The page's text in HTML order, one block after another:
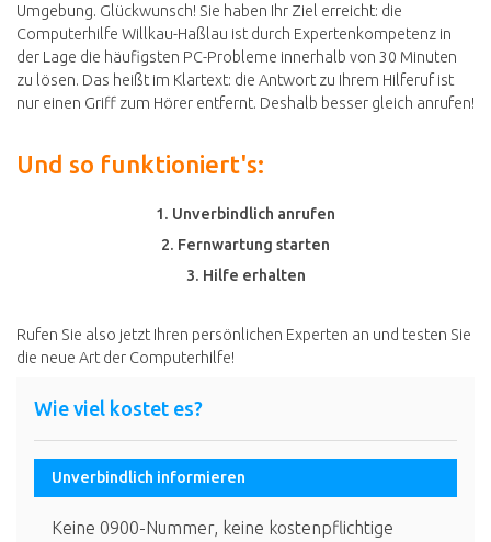
Umgebung. Glückwunsch! Sie haben Ihr Ziel erreicht: die
Computerhilfe Willkau-Haßlau ist durch Expertenkompetenz in
der Lage die häufigsten PC-Probleme innerhalb von 30 Minuten
zu lösen. Das heißt im Klartext: die Antwort zu Ihrem Hilferuf ist
nur einen Griff zum Hörer entfernt. Deshalb besser gleich anrufen!
Und so funktioniert's:
1. Unverbindlich anrufen
2. Fernwartung starten
3. Hilfe erhalten
Rufen Sie also jetzt Ihren persönlichen Experten an und testen Sie
die neue Art der Computerhilfe!
Wie viel kostet es?
Unverbindlich informieren
Keine 0900-Nummer, keine kostenpflichtige